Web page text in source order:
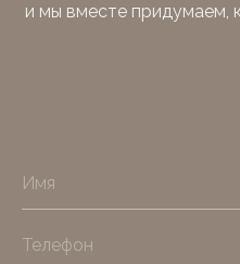
и мы вместе придумаем,